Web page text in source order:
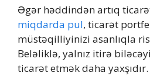
Əgər həddindən artıq
miqdarda pul, ticarət
müstəqilliyinizi asanlıqla
Beləliklə, yalnız itirə
ticarət etmək daha yaxşıdır.